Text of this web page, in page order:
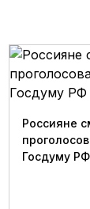
Россияне
Госдуму